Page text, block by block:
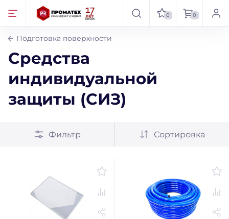
0 0
Подготовка поверхности
Средства
индивидуальной
защиты (СИЗ)
Фильтр Сортировка